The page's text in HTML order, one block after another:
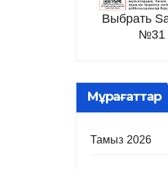
Выбрать
№31
Мұрағаттар
Тамыз 2026